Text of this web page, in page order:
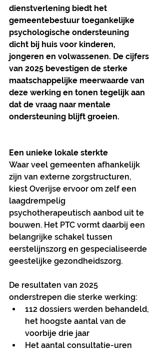
dienstverlening biedt het
gemeentebestuur toegankelijke
psychologische ondersteuning
dicht bij huis voor kinderen,
jongeren en volwassenen. De cijfers
van 2025 bevestigen de sterke
maatschappelijke meerwaarde van
deze werking en tonen tegelijk aan
dat de vraag naar mentale
ondersteuning blijft groeien.
Een unieke lokale sterkte
Waar veel gemeenten afhankelijk
zijn van externe zorgstructuren,
kiest Overijse ervoor om zelf een
laagdrempelig
psychotherapeutisch aanbod uit te
bouwen. Het PTC vormt daarbij een
belangrijke schakel tussen
eerstelijnszorg en gespecialiseerde
geestelijke gezondheidszorg.
De resultaten van 2025
onderstrepen die sterke werking:
112 dossiers werden behandeld,
het hoogste aantal van de
voorbije drie jaar
Het aantal consultatie-uren